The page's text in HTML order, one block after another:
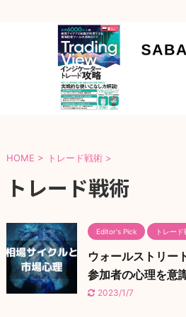
HOME > トレード戦術 >
トレード戦術
Editor's Pick トレード
ウォールストリ
参加者の心理を意
2023/1/7